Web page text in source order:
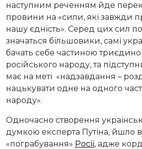
наступним реченням йде
провини на «сили, які завжди
нашу єдність». Серед цих сил по
значаться більшовики, самі
бачать себе частиною
російського народу, та
має на меті «надзавдання –
нацькувати одне на одного
народу».
Одночасно створення
думкою експерта Путіна, йшло
«пограбування» Росії, адже